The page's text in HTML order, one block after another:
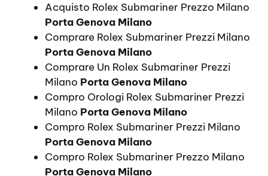
Acquisto Rolex Submariner Prezzo Milano
Porta Genova Milano
Comprare Rolex Submariner Prezzi Milano
Porta Genova Milano
Comprare Un Rolex Submariner Prezzi
Milano Porta Genova Milano
Compro Orologi Rolex Submariner Prezzi
Milano Porta Genova Milano
Compro Rolex Submariner Prezzi Milano
Porta Genova Milano
Compro Rolex Submariner Prezzo Milano
Porta Genova Milano